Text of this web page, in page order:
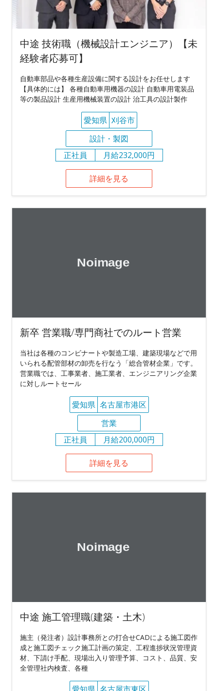
中途 技術職（機械設計エンジニア）【未
経験者応募可】
自動車部品や各種生産設備に関する設計をお任せします
【具体的には】 各種自動車用機器の設計 自動車用電装品
等の製品設計 生産用機械装置の設計 治工具の設計製作
愛知県 刈谷市
設計・製図
正社員
月給232,000円
詳細を見る
新卒 営業職/専門商社でのルート営業
当社は各種のコンビナートや製造工場、建築現場などで用
いられる配管部材の卸売を行なう「総合管材企業」です。
営業職では、工事業者、施工業者、エンジニアリング企業
に対しルートセール
愛知県 名古屋市港区
営業
正社員
月給200,000円
詳細を見る
中途 施工管理職(建築・土木)
施主（発注者）設計事務所との打合せCADによる施工図作
成と施工図チェック施工計画の策定、工程進捗状況管理資
材、下請け手配、現場出入り管理予算、コスト、品質、安
全管理社内検査、各種